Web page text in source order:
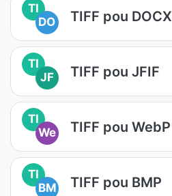
TI
DO
TIFF pou DOCX
TI
JF
TIFF pou JFIF
TI
We
TIFF pou WebP
TI
BM
TIFF pou BMP